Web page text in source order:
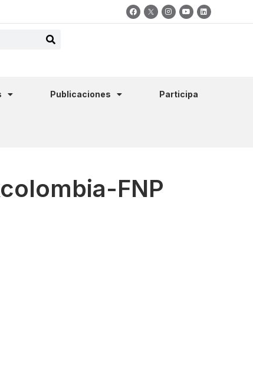
Publicaciones
Participa
FNP